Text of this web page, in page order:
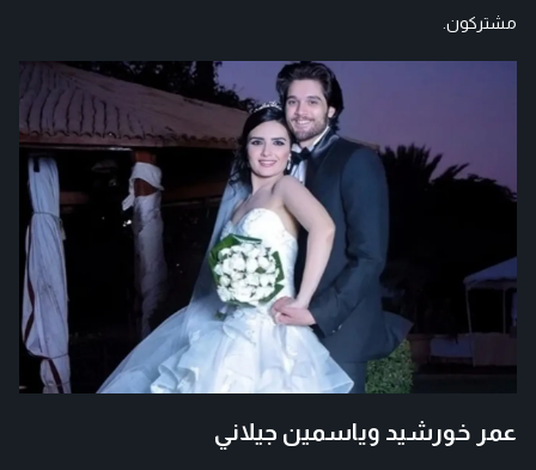
مشتركون.
عمر خورشيد وياسمين جيلاني